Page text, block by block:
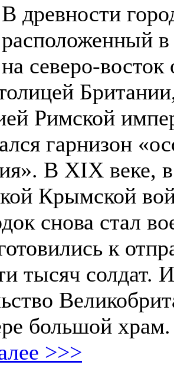
В древности
расположенный
на северо-
Римской
гарнизон
В XIX веке,
Крымской
снова стал
к
тысяч солдат.
большой храм.
>>>